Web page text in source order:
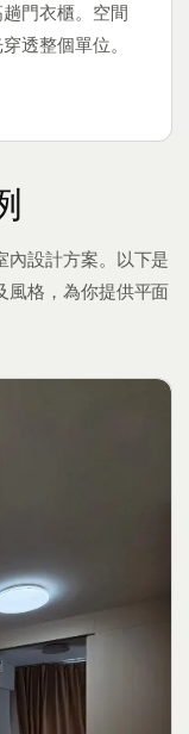
門衣櫃。空間
透整個單位。
內設計方案。以下是
風格，為你提供平面